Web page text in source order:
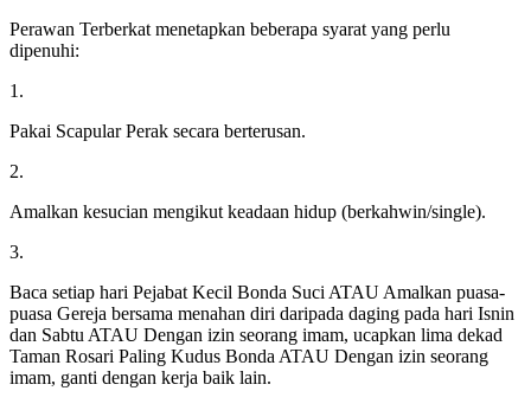
Perawan Terberkat menetapkan beberapa syarat yang perlu
dipenuhi:
1.
Pakai Scapular Perak secara berterusan.
2.
Amalkan kesucian mengikut keadaan hidup (berkahwin/single).
3.
Baca setiap hari Pejabat Kecil Bonda Suci ATAU Amalkan puasa-
puasa Gereja bersama menahan diri daripada daging pada hari Isnin
dan Sabtu ATAU Dengan izin seorang imam, ucapkan lima dekad
Taman Rosari Paling Kudus Bonda ATAU Dengan izin seorang
imam, ganti dengan kerja baik lain.